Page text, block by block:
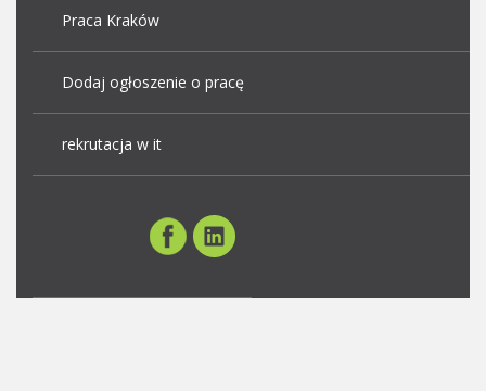
Praca Kraków
Dodaj ogłoszenie o pracę
rekrutacja w it